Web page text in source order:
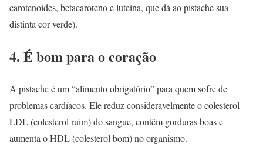
carotenoides, betacaroteno e luteína, que dá ao pistache sua
distinta cor verde).
4. É bom para o coração
A pistache é um “alimento obrigatório” para quem sofre de
problemas cardíacos. Ele reduz consideravelmente o colesterol
LDL (colesterol ruim) do sangue, contêm gorduras boas e
aumenta o HDL (colesterol bom) no organismo.